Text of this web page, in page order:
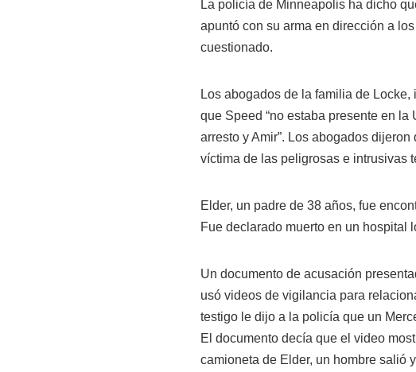
La policía de Minneapolis ha dicho
apuntó con su arma en dirección a
cuestionado.
Los abogados de la familia de
que Speed “no estaba presente en
arresto y Amir”. Los abogados
víctima de las peligrosas e intrusivas
Elder, un padre de 38 años, fue
Fue declarado muerto en un hospital
Un documento de acusación
usó videos de vigilancia para
testigo le dijo a la policía que un
El documento decía que el video
camioneta de Elder, un hombre salió